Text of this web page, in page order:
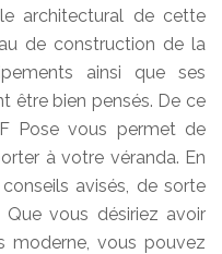
architectural de cette
de construction de la
ainsi que ses
être bien pensés. De ce
Pose vous permet de
à votre véranda. En
avisés, de sorte
vous désiriez avoir
moderne, vous pouvez